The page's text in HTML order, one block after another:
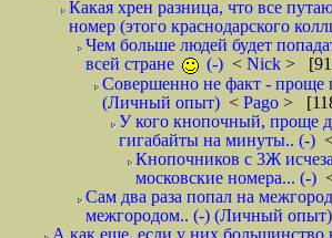
Какая хрен разница, что все
номер (этого краснодарского
Чем больше людей будет
всей стране
(-) < Nick >
Совершенно не факт - проще
(Личный опыт) < Pago >
У кого кнопочный, проще
гигабайты на минуты.. (-)
Кнопочников с 3Ж
московские номера... (-)
Сам два раза попал на
межгородом.. (-) (Личный
А как еще, если у них